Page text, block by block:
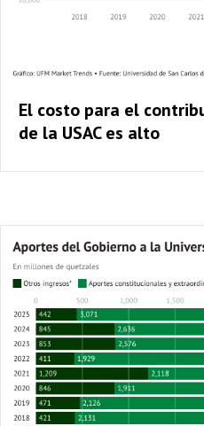
El costo para el
de la USAC es alto